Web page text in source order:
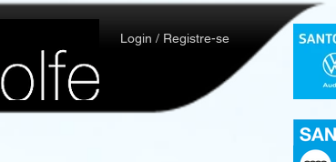
Login / Registre-se